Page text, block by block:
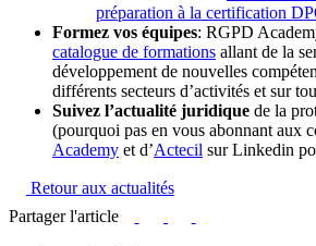
préparation à la certification
Formez vos équipes: RGPD
catalogue de formations allant de la
développement de nouvelles
différents secteurs d’activités et sur
Suivez l’actualité juridique de la
(pourquoi pas en vous abonnant aux
Academy et d’Actecil sur Linkedin
Retour aux actualités
Partager l'article